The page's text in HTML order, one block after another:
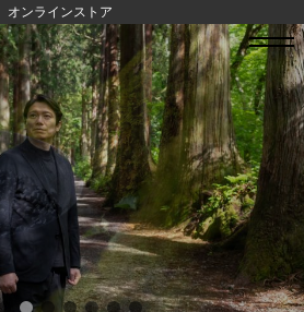
オンラインストア